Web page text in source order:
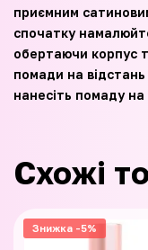
приємним
спочатку
обертаючи корпус
помади на
нанесіть помаду на
Схожі
Знижка -5%